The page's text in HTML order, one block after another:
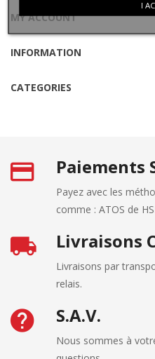
I
MY ACCOUNT
INFORMATION
CATEGORIES
Paiements
Payez avec les
comme : ATOS de
Livraisons
Livraisons par
relais.
S.A.V.
Nous sommes à